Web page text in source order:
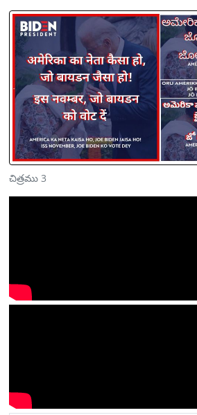
చిత్రము 3